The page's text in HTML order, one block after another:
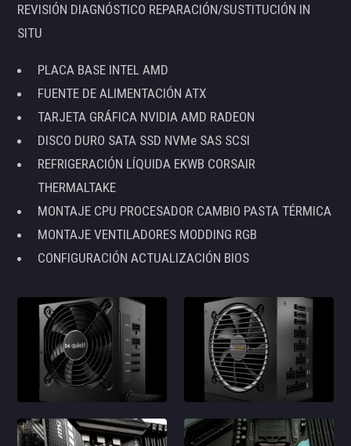
REVISIÓN DIAGNÓSTICO REPARACIÓN/SUSTITUCIÓN IN
SITU
PLACA BASE INTEL AMD
FUENTE DE ALIMENTACIÓN ATX
TARJETA GRÁFICA NVIDIA AMD RADEON
DISCO DURO SATA SSD NVMe SAS SCSI
REFRIGERACIÓN LÍQUIDA EKWB CORSAIR
THERMALTAKE
MONTAJE CPU PROCESADOR CAMBIO PASTA TÉRMICA
MONTAJE VENTILADORES MODDING RGB
CONFIGURACIÓN ACTUALIZACIÓN BIOS